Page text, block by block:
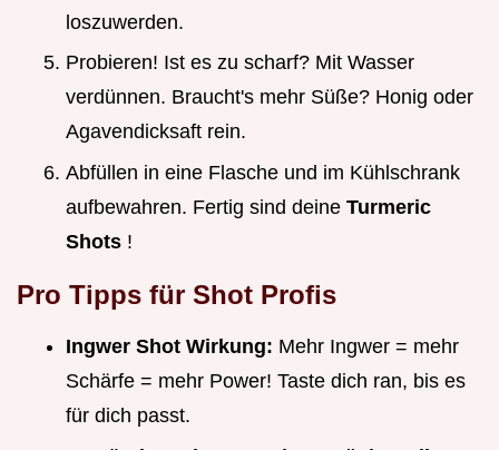
loszuwerden.
Probieren! Ist es zu scharf? Mit Wasser
verdünnen. Braucht's mehr Süße? Honig oder
Agavendicksaft rein.
Abfüllen in eine Flasche und im Kühlschrank
aufbewahren. Fertig sind deine Turmeric
Shots !
Pro Tipps für Shot Profis
Ingwer Shot Wirkung: Mehr Ingwer = mehr
Schärfe = mehr Power! Taste dich ran, bis es
für dich passt.